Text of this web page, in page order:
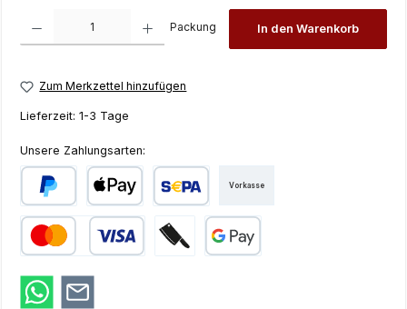
Packung In den Warenkorb
Zum Merkzettel hinzufügen
Lieferzeit: 1-3 Tage
Unsere Zahlungsarten:
PayPal Apple Pay SEPA Lastschrift
Vorkasse